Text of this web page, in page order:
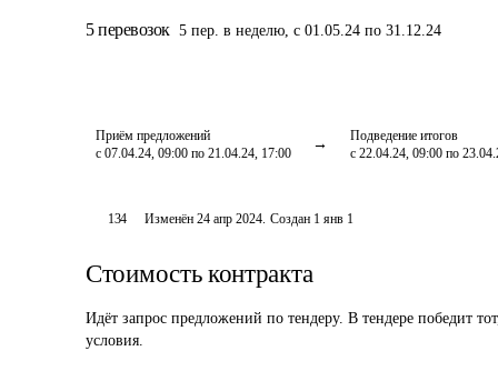
5 перевозок 5 пер. в неделю, с 01.05.24 по 31.12.24
Приём предложений
с 07.04.24, 09:00 по 21.04.24, 17:00
Подведение итогов
с 22.04.24, 09:00 по
134 Изменён24 апр 2024. Создан 1 янв 1
Стоимость контракта
Идёт запрос предложений по тендеру. В тендере победит
условия.